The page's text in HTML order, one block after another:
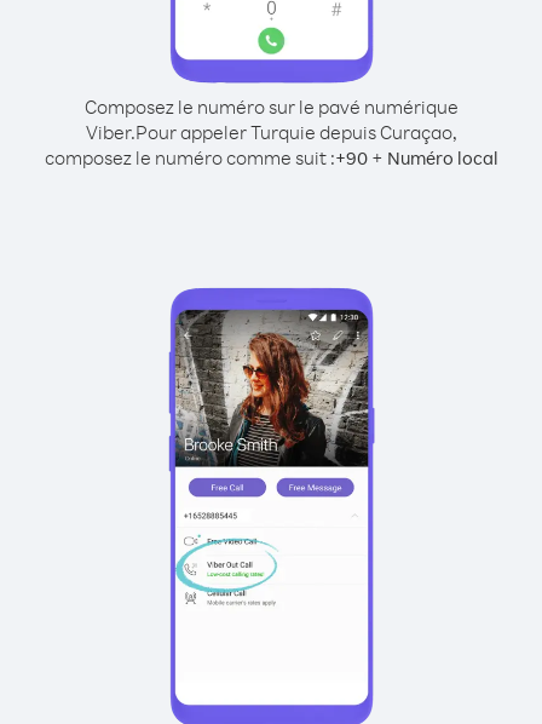
Composez le numéro sur le pavé numérique
Viber.Pour appeler Turquie depuis Curaçao,
composez le numéro comme suit :+90+ Numéro local